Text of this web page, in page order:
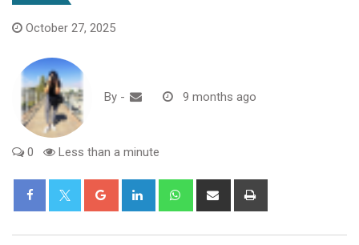
October 27, 2025
By - 9 months ago
0 Less than a minute
Google+ LinkedIn WhatsappShare